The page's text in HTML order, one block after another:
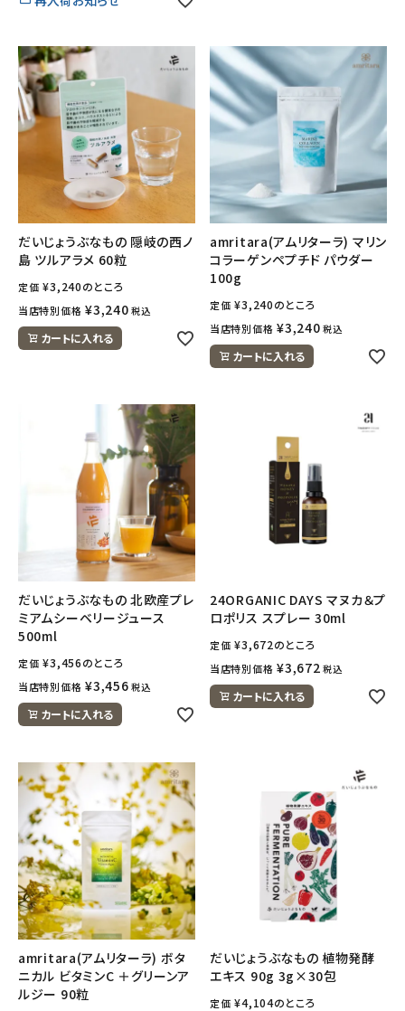
だいじょうぶなもの 隠岐の西ノ
島 ツルアラメ 60粒
定価 ¥3,240のところ
当店特別価格 ¥3,240 税込
カートに入れる
amritara(アムリターラ) マリン
コラーゲンペプチド パウダー
100g
定価 ¥3,240のところ
当店特別価格 ¥3,240 税込
カートに入れる
だいじょうぶなもの 北欧産プレ
ミアムシーベリージュース
500ml
定価 ¥3,456のところ
当店特別価格 ¥3,456 税込
カートに入れる
24ORGANIC DAYS マヌカ＆プ
ロポリス スプレー 30ml
定価 ¥3,672のところ
当店特別価格 ¥3,672 税込
カートに入れる
amritara(アムリターラ) ボタ
ニカル ビタミンC ＋グリーンア
ルジー 90粒
だいじょうぶなもの 植物発酵
エキス 90g 3g×30包
定価 ¥4,104のところ